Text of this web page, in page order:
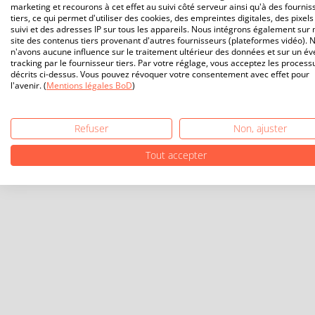
marketing et recourons à cet effet au suivi côté serveur ainsi qu'à des
tiers, ce qui permet d'utiliser des cookies, des empreintes digitales, des
suivi et des adresses IP sur tous les appareils. Nous intégrons également sur
site des contenus tiers provenant d'autres fournisseurs (plateformes vidéo).
n'avons aucune influence sur le traitement ultérieur des données et sur un
tracking par le fournisseur tiers. Par votre réglage, vous acceptez les
décrits ci-dessus. Vous pouvez révoquer votre consentement avec effet pour
l'avenir. (Mentions légales BoD)
Refuser
Non, ajuster
Tout accepter